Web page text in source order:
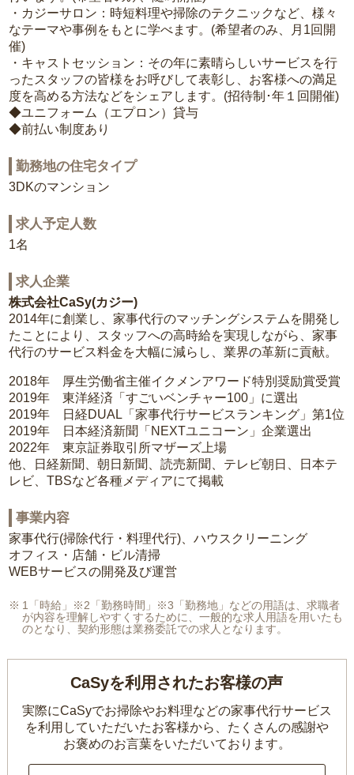
・カジーサロン：時短料理や掃除のテクニックなど、様々
なテーマや事例をもとに学べます。(希望者のみ、月1回開
催)
・キャストセッション：その年に素晴らしいサービスを行
ったスタッフの皆様をお呼びして表彰し、お客様への満足
度を高める方法などをシェアします。(招待制･年１回開催)
◆ユニフォーム（エプロン）貸与
◆前払い制度あり
勤務地の住宅タイプ
3DKのマンション
求人予定人数
1名
求人企業
株式会社CaSy(カジー)
2014年に創業し、家事代行のマッチングシステムを開発し
たことにより、スタッフへの高時給を実現しながら、家事
代行のサービス料金を大幅に減らし、業界の革新に貢献。
2018年 厚生労働省主催イクメンアワード特別奨励賞受賞
2019年 東洋経済「すごいベンチャー100」に選出
2019年 日経DUAL「家事代行サービスランキング」第1位
2019年 日本経済新聞「NEXTユニコーン」企業選出
2022年 東京証券取引所マザーズ上場
他、日経新聞、朝日新聞、読売新聞、テレビ朝日、日本テ
レビ、TBSなど各種メディアにて掲載
事業内容
家事代行(掃除代行・料理代行)、ハウスクリーニング
オフィス・店舗・ビル清掃
WEBサービスの開発及び運営
1「時給」※2「勤務時間」※3「勤務地」などの用語は、求職者
が内容を理解しやすくするために、一般的な求人用語を用いたも
のとなり、契約形態は業務委託での求人となります。
CaSyを利用されたお客様の声
実際にCaSyでお掃除やお料理などの家事代行サービス
を利用していただいたお客様から、 たくさんの感謝や
お褒めのお言葉をいただいております。